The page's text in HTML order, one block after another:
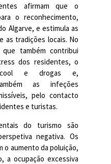
afirmam que o
o reconhecimento,
Algarve, e estimula as
as tradições locais. No
também contribui
dos residentes, o
e drogas e,
as infeções
pelo contacto
e turistas.
do turismo são
negativa. Os
o aumento da poluição,
a ocupação excessiva